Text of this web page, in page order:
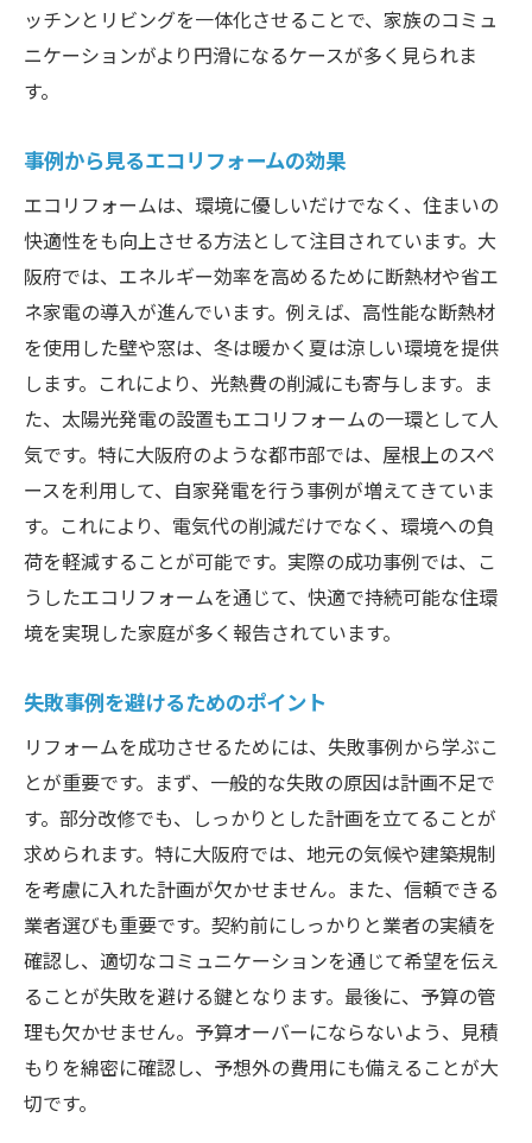
ッチンとリビングを一体化させることで、家族のコミュ
ニケーションがより円滑になるケースが多く見られま
す。
事例から見るエコリフォームの効果
エコリフォームは、環境に優しいだけでなく、住まいの
快適性をも向上させる方法として注目されています。大
阪府では、エネルギー効率を高めるために断熱材や省エ
ネ家電の導入が進んでいます。例えば、高性能な断熱材
を使用した壁や窓は、冬は暖かく夏は涼しい環境を提供
します。これにより、光熱費の削減にも寄与します。ま
た、太陽光発電の設置もエコリフォームの一環として人
気です。特に大阪府のような都市部では、屋根上のスペ
ースを利用して、自家発電を行う事例が増えてきていま
す。これにより、電気代の削減だけでなく、環境への負
荷を軽減することが可能です。実際の成功事例では、こ
うしたエコリフォームを通じて、快適で持続可能な住環
境を実現した家庭が多く報告されています。
失敗事例を避けるためのポイント
リフォームを成功させるためには、失敗事例から学ぶこ
とが重要です。まず、一般的な失敗の原因は計画不足で
す。部分改修でも、しっかりとした計画を立てることが
求められます。特に大阪府では、地元の気候や建築規制
を考慮に入れた計画が欠かせません。また、信頼できる
業者選びも重要です。契約前にしっかりと業者の実績を
確認し、適切なコミュニケーションを通じて希望を伝え
ることが失敗を避ける鍵となります。最後に、予算の管
理も欠かせません。予算オーバーにならないよう、見積
もりを綿密に確認し、予想外の費用にも備えることが大
切です。